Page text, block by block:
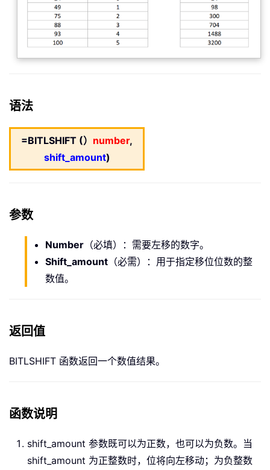
语法
=BITLSHIFT (） number,
shift_amount)
参数
Number （必填）：需要左移的数字。
Shift_amount （必需）：用于指定移位位数的整
数值。
返回值
BITLSHIFT 函数返回一个数值结果。
函数说明
shift_amount 参数既可以为正数，也可以为负数。当
shift_amount 为正整数时，位将向左移动；为负整数